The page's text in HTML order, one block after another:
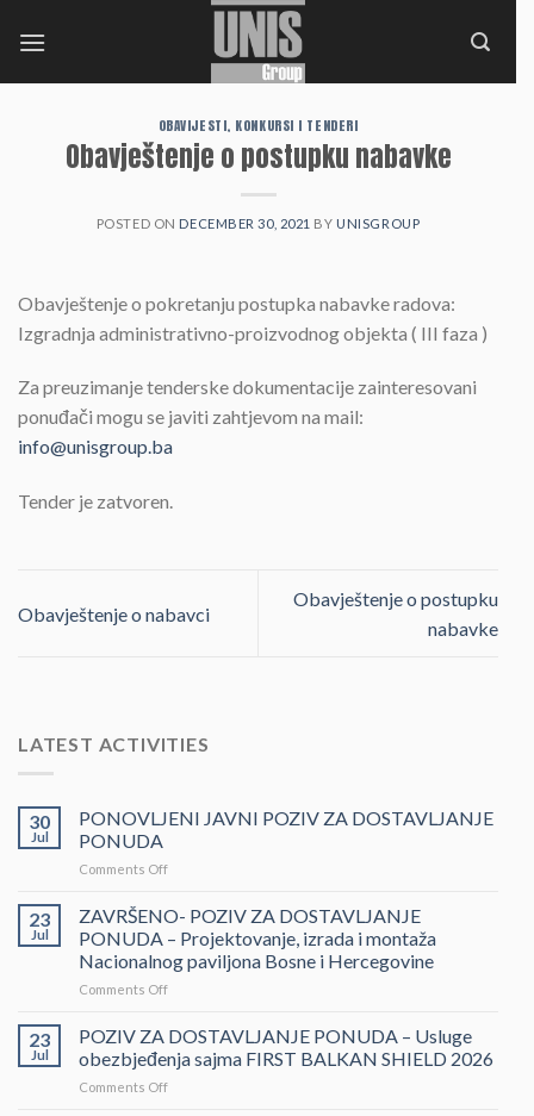
OBAVIJESTI, KONKURSI I TENDERI
Obavještenje o postupku nabavke
POSTED ON DECEMBER 30, 2021 BY UNISGROUP
Obavještenje o pokretanju postupka nabavke radova:
Izgradnja administrativno-proizvodnog objekta ( III faza )
Za preuzimanje tenderske dokumentacije zainteresovani
ponuđači mogu se javiti zahtjevom na mail:
info@unisgroup.ba
Tender je zatvoren.
Obavještenje o nabavci
Obavještenje o postupku
nabavke
LATEST ACTIVITIES
30
Jul
PONOVLJENI JAVNI POZIV ZA DOSTAVLJANJE
PONUDA
Comments Offon
JAVNI
POZIV
ZA
DOSTAVLJANJE
PONUDA
23
Jul
ZAVRŠENO- POZIV ZA DOSTAVLJANJE
PONUDA – Projektovanje, izrada i montaža
Nacionalnog paviljona Bosne i Hercegovine
Comments Offon
POZIV
ZA
DOSTAVLJANJE
PONUDA
23
Jul
POZIV ZA DOSTAVLJANJE PONUDA – Usluge
obezbjeđenja sajma FIRST BALKAN SHIELD 2026
Comments Offon